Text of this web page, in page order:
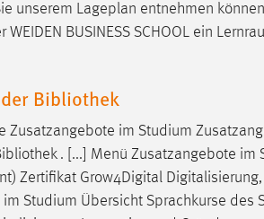
unserem Lageplan entnehmen
WEIDEN BUSINESS SCHOOL ein
Bibliothek
Zusatzangebote im Studium
. [...] Menü Zusatzangebote im
Zertifikat Grow4Digital
Studium Übersicht Sprachkurse des
3 Monate
_fbp